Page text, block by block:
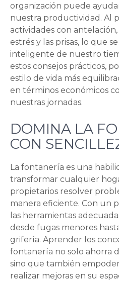
organización puede
nuestra productividad. Al
actividades con
estrés y las prisas, lo que
inteligente de nuestro
estos consejos prácticos,
estilo de vida más
en términos económicos
nuestras jornadas.
DOMINA LA
CON
La fontanería es una
transformar cualquier
propietarios resolver
manera eficiente. Con un
las herramientas
desde fugas menores
grifería. Aprender los
fontanería no solo ahorra
sino que también
realizar mejoras en su